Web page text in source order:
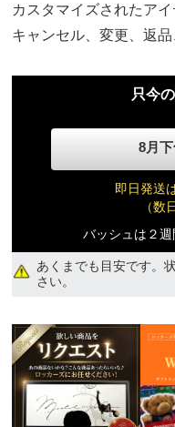
カスタマイズされたア
キャンセル、変更、返
只今
8月
即日発送
（数
バッシュは２
あくまでも目安です。
さい。
3XL
13,790円(税込)
4XL